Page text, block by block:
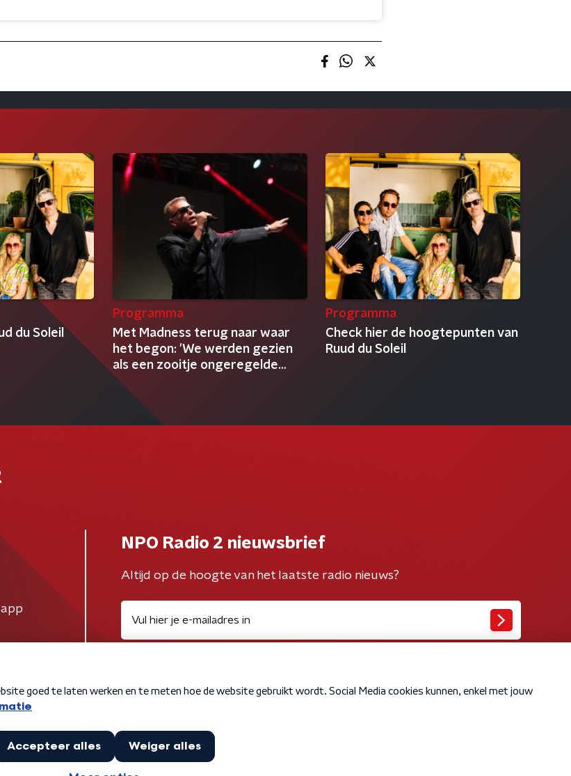
du Soleil
Programma
Met Madness terug naar waar
het begon: 'We werden gezien
als een zooitje ongeregelde
clowns'
Programma
Check hier de hoogtepunten van
Ruud du Soleil
NPO Radio 2 nieuwsbrief
Altijd op de hoogte van het laatste radio nieuws?